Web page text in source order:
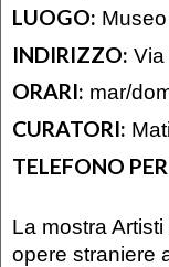
LUOGO:
INDIRIZZO:
ORARI: mar/
CURATORI:
TELEFONO
La mostra
opere straniere